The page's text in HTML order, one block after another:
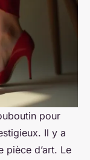
pour
Il y a
pièce d’art. Le